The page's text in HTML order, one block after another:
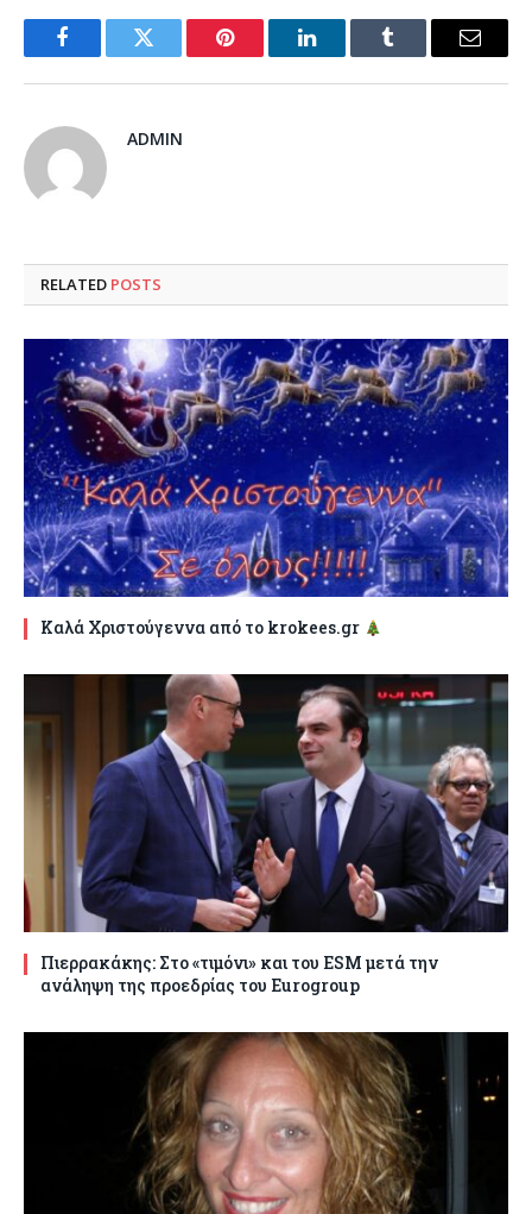
FacebookTwitter Pinterest LinkedInTumblr Email
ADMIN
RELATED POSTS
Καλά Χριστούγεννα από το krokees.gr
Πιερρακάκης: Στο «τιμόνι» και του ESM μετά την
ανάληψη της προεδρίας του Eurogroup